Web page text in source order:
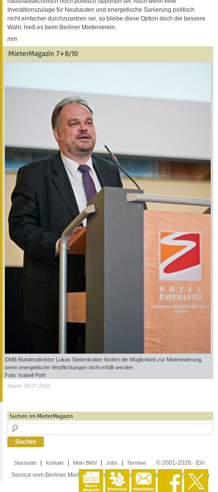
Investitionszulage für Neubauten und energetische Sanierung politisch
nicht einfacher durchzusetzen sei, so bliebe diese Option doch die bessere
Wahl, hieß es beim Berliner Mieterverein.
mm
MieterMagazin 7+8/10
DMB-Bundesdirektor Lukas Siebenkotten fordert die Möglichkeit zur Mietminderung,
wenn energetische Verpflichtungen nicht erfüllt werden
Foto: Isabell Pohl
Stand: 28.07.2010
Suchen im MieterMagazin
Startseite Kontakt Mein BMV Jobs Termine
© 2001-2026 · Ein
Service vom Berliner Mieterverein e.V. · Impressum·Datenschutzerklärung